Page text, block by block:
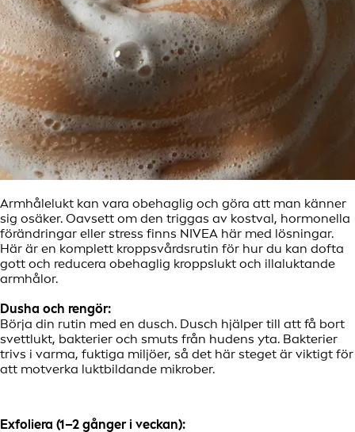
Armhålelukt kan vara obehaglig och göra att man känner
sig osäker. Oavsett om den triggas av kostval, hormonella
förändringar eller stress finns NIVEA här med lösningar.
Här är en komplett kroppsvårdsrutin för hur du kan dofta
gott och reducera obehaglig kroppslukt och illaluktande
armhålor.
Dusha och rengör:
Börja din rutin med en dusch. Dusch hjälper till att få bort
svettlukt, bakterier och smuts från hudens yta. Bakterier
trivs i varma, fuktiga miljöer, så det här steget är viktigt för
att motverka luktbildande mikrober.
Exfoliera (1–2 gånger i veckan):